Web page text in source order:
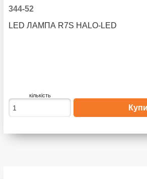
344-52
LED ЛАМПА R7S HALO-LED
кількість